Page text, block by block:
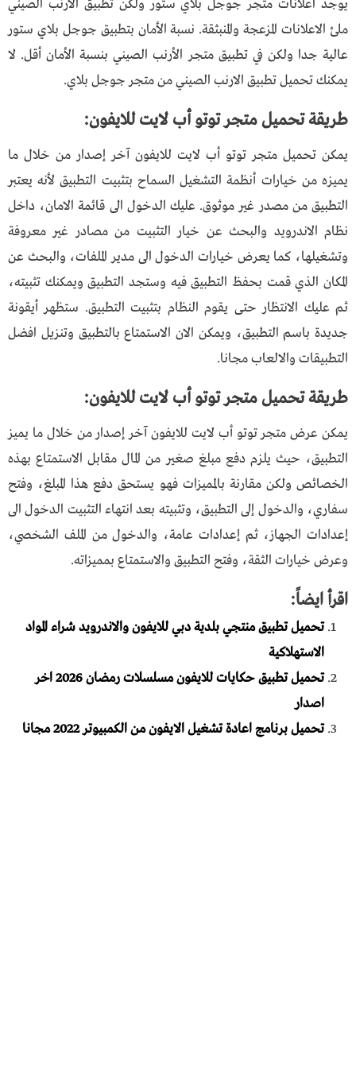
يوجد اعلانات متجر جوجل بلاي ستور ولكن تطبيق الارنب الصيني
ملئ الاعلانات المزعجة والمنبثقة. نسبة الأمان بتطبيق جوجل بلاي ستور
عالية جدا ولكن في تطبيق متجر الأرنب الصيني بنسبة الأمان أقل. لا
يمكنك تحميل تطبيق الارنب الصيني من متجر جوجل بلاي.
طريقة تحميل متجر توتو أب لايت للايفون:
يمكن تحميل متجر توتو أب لايت للايفون آخر إصدار من خلال ما
يميزه من خيارات أنظمة التشغيل السماح بتثبيت التطبيق لأنه يعتبر
التطبيق من مصدر غير موثوق. عليك الدخول الى قائمة الامان، داخل
نظام الاندرويد والبحث عن خيار التثبيت من مصادر غير معروفة
وتشغيلها، كما يعرض خيارات الدخول الى مدير الملفات، والبحث عن
المكان الذي قمت بحفظ التطبيق فيه وستجد التطبيق ويمكنك تثبيته،
ثم عليك الانتظار حتى يقوم النظام بتثبيت التطبيق. ستظهر أيقونة
جديدة باسم التطبيق، ويمكن الان الاستمتاع بالتطبيق وتنزيل افضل
التطبيقات والالعاب مجانا.
طريقة تحميل متجر توتو أب لايت للايفون:
يمكن عرض متجر توتو أب لايت للايفون آخر إصدار من خلال ما يميز
التطبيق، حيث يلزم دفع مبلغ صغير من المال مقابل الاستمتاع بهذه
الخصائص ولكن مقارنة بالمميزات فهو يستحق دفع هذا المبلغ، وفتح
سفاري، والدخول إلى التطبيق، وتثبيته بعد انتهاء التثبيت الدخول الى
إعدادات الجهاز، ثم إعدادات عامة، والدخول من الملف الشخصي،
وعرض خيارات الثقة، وفتح التطبيق والاستمتاع بمميزاته.
اقرأ ايضاً:
تحميل تطبيق منتجي بلدية دبي للايفون والاندرويد شراء المواد
الاستهلاكية
تحميل تطبيق حكايات للايفون مسلسلات رمضان 2026 اخر
اصدار
تحميل برنامج اعادة تشغيل الايفون من الكمبيوتر 2022 مجانا